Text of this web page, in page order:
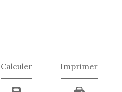
Calculer Imprimer